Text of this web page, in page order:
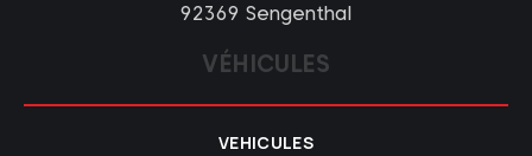
92369 Sengenthal
VÉHICULES
VEHICULES